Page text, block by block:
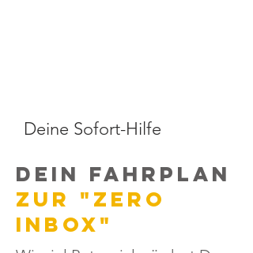
Deine Sofort-Hilfe
dein fahrplan
zur "zero
inbox"